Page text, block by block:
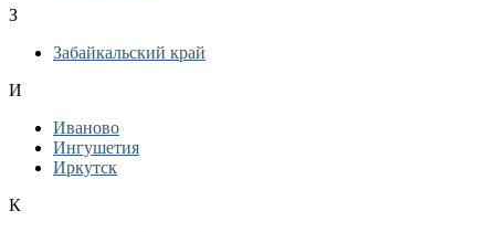
З
Забайкальский край
И
Иваново
Ингушетия
Иркутск
К